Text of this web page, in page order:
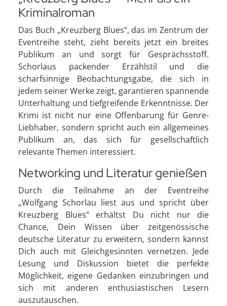
Kriminalroman
Das Buch „Kreuzberg Blues“, das im Zentrum der
Eventreihe steht, zieht bereits jetzt ein breites
Publikum an und sorgt für Gesprächsstoff.
Schorlaus packender Erzählstil und die
scharfsinnige Beobachtungsgabe, die sich in
jedem seiner Werke zeigt, garantieren spannende
Unterhaltung und tiefgreifende Erkenntnisse. Der
Krimi ist nicht nur eine Offenbarung für Genre-
Liebhaber, sondern spricht auch ein allgemeines
Publikum an, das sich für gesellschaftlich
relevante Themen interessiert.
Networking und Literatur genießen
Durch die Teilnahme an der Eventreihe
„Wolfgang Schorlau liest aus und spricht über
Kreuzberg Blues“ erhältst Du nicht nur die
Chance, Dein Wissen über zeitgenössische
deutsche Literatur zu erweitern, sondern kannst
Dich auch mit Gleichgesinnten vernetzen. Jede
Lesung und Diskussion bietet die perfekte
Möglichkeit, eigene Gedanken einzubringen und
sich mit anderen enthusiastischen Lesern
auszutauschen.